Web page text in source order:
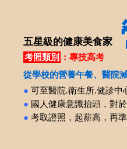
五星級的健康美食家
考照類別
：專技高考
從學校的營養午餐、醫院
● 可至醫院.衛生所.健診中
● 國人健康意識抬頭，對
● 考取證照，起薪高，再